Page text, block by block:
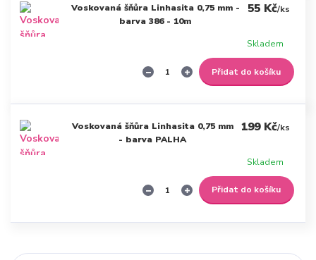
Voskovaná šňůra Linhasita 0,75 mm -
barva 386 - 10m
55 Kč/ks
Skladem
Přidat do košíku
Voskovaná šňůra Linhasita 0,75 mm
- barva PALHA
199 Kč/ks
Skladem
Přidat do košíku